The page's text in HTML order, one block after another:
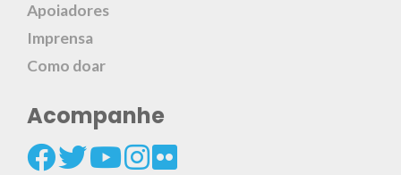
Apoiadores
Imprensa
Como doar
Acompanhe